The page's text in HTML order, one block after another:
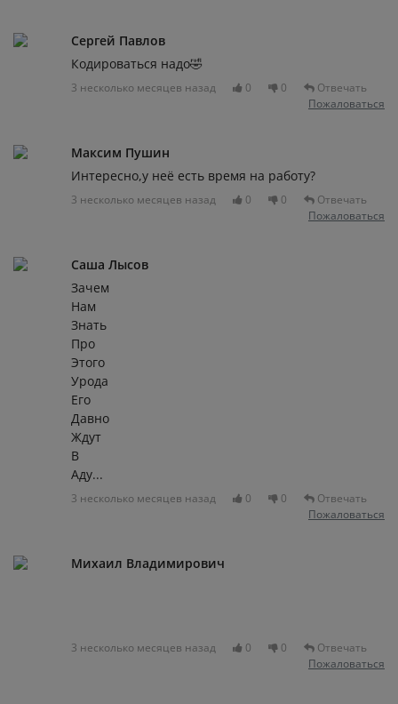
Сергей Павлов
Кодироваться надо🤣
3 несколько месяцев назад 0 0
Отвечать
Пожаловаться
Максим Пушин
Интересно,у неё есть время на работу?
3 несколько месяцев назад 0 0
Отвечать
Пожаловаться
Саша Лысов
Зачем
Нам
Знать
Про
Этого
Урода
Его
Давно
Ждут
В
Аду...
3 несколько месяцев назад 0 0
Отвечать
Пожаловаться
Михаил Владимирович
3 несколько месяцев назад 0 0
Отвечать
Пожаловаться